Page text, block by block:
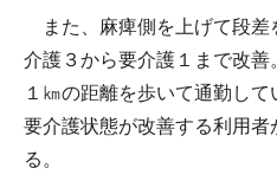
また、麻痺側を上げて段差
介護３から要介護１まで改
１㎞の距離を歩いて通勤して
要介護状態が改善する利用
る。